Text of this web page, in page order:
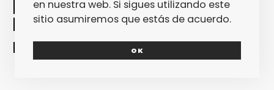
Pero, oye, ¿y si la víctima
real fuera él?
en nuestra web. Si sigues utilizando este
sitio asumiremos que estás de acuerdo.
OK